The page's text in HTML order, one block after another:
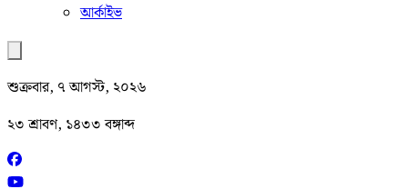
আর্কাইভ
শুক্রবার, ৭ আগস্ট, ২০২৬
২৩ শ্রাবণ, ১৪৩৩ বঙ্গাব্দ